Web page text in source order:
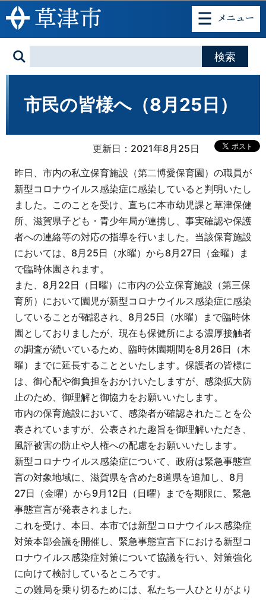
このページの本文へ移動
市民の皆様へ（8月25日）
更新日：2021年8月25日
昨日、市内の私立保育施設（第二博愛保育園）の職員が
新型コロナウイルス感染症に感染していると判明いたし
ました。このことを受け、直ちに本市幼児課と草津保健
所、滋賀県子ども・青少年局が連携し、事実確認や保護
者への連絡等の対応の指導を行いました。当該保育施設
においては、8月25日（水曜）から8月27日（金曜）ま
で臨時休園されます。
また、8月22日（日曜）に市内の公立保育施設（第三保
育所）において園児が新型コロナウイルス感染症に感染
していることが確認され、8月25日（水曜）まで臨時休
園としておりましたが、現在も保健所による濃厚接触者
の調査が続いているため、臨時休園期間を8月26日（木
曜）までに延長することといたします。保護者の皆様に
は、御心配や御負担をおかけいたしますが、感染拡大防
止のため、御理解と御協力をお願いいたします。
市内の保育施設において、感染者が確認されたことを公
表されていますが、公表された趣旨を御理解いただき、
風評被害の防止や人権への配慮をお願いいたします。
新型コロナウイルス感染症について、政府は緊急事態宣
言の対象地域に、滋賀県を含めた8道県を追加し、8月
27日（金曜）から9月12日（日曜）までを期限に、緊急
事態宣言が発表されました。
これを受け、本日、本市では新型コロナウイルス感染症
対策本部会議を開催し、緊急事態宣言下における新型コ
ロナウイルス感染症対策について協議を行い、対策強化
に向けて検討しているところです。
この難局を乗り切るためには、私たち一人ひとりがより